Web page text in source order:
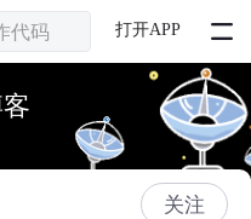
打开APP
关注